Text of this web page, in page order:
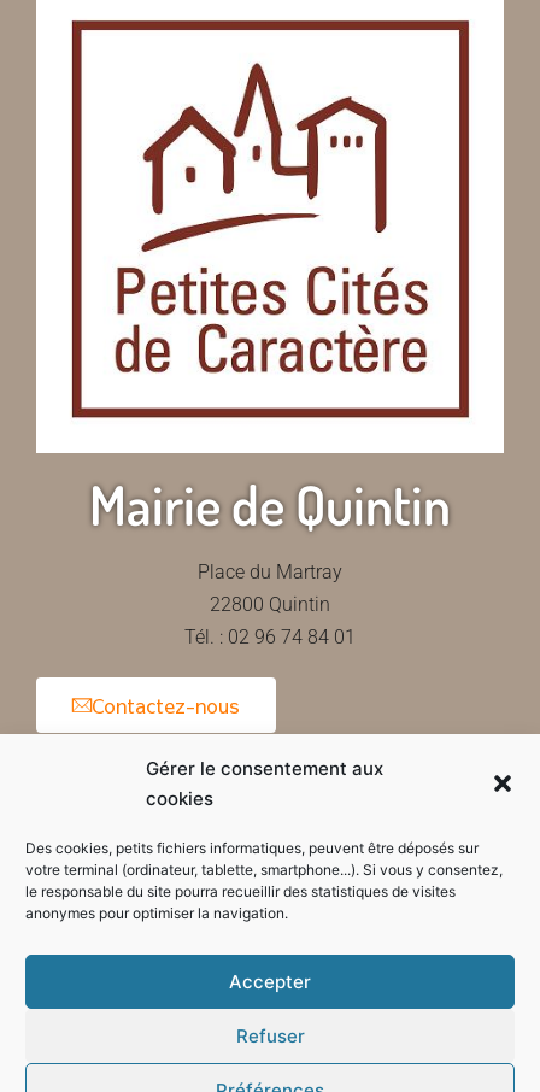
Gérer le consentement aux
cookies
Des cookies, petits fichiers informatiques, peuvent être déposés sur
votre terminal (ordinateur, tablette, smartphone...). Si vous y consentez,
le responsable du site pourra recueillir des statistiques de visites
anonymes pour optimiser la navigation.
Accepter
Refuser
Mairie de Quintin
Place du Martray
22800 Quintin
Tél. : 02 96 74 84 01
Contactez-nous
Horaires d'ouverture de la mairie